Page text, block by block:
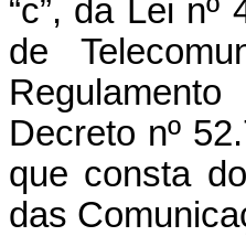
“c”, da Lei
de
Decreto nº
que consta
das